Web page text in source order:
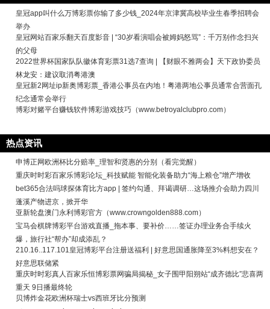
皇冠app叫什么万博彩票你输了多少钱_2024年京津冀高校毕业生春季招聘会
举办
皇冠网站百家乐翻天百度影音 | “30岁看演唱会被姆妈怒骂”：千万别作念扫兴
的父母
2022世界杯国家队队徽体育彩票31选7查询 | 【财眼不雅两会】天下政协委员
林龙安：建议取消粤港澳
皇冠新2网址ip新奥博彩票_香港公事员在内地！粤港两地公事员通常合营面孔
纪念通常会举行
博彩对赌平台赚钱软件博彩游戏技巧（www.betroyalclubpro.com）
热点资讯
申博正网欧洲杯比分赔率_理智和贤惠的分别（看完觉醒）
重庆时时彩百家乐博彩论坛_科技赋能 智能化装备助力“海上粮仓”增产增收
bet365合法吗球探体育比方app | 签约勾通、拜谒调研…这场推介会助力四川
蓬溪产物进京，掀开华
亚新轮盘澳门永利博彩官方（www.crowngolden888.com）
宝马会棋牌博彩平台游戏直播_拖本事、要补价……签证办理业务合手续火
爆，旅行社“帮办”却成添乱？
210.16..117.101皇冠博彩平台注册送福利 | 好意思国通胀降至3%料想安在？
好意思联储紧
重庆时时彩真人百家乐恒博彩票网骗局揭秘_女子围甲阳朔站“成齐德比”悲喜两
重天 9日播最终轮
贝博炸金花欧洲杯瑞士vs西班牙比分预测